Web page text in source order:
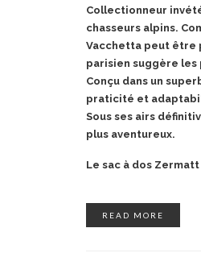
Collectionneur
chasseurs alpins.
Vacchetta peut être
parisien suggère les
Conçu dans un
praticité et
Sous ses airs
plus aventureux.
Le sac à dos
READ MORE